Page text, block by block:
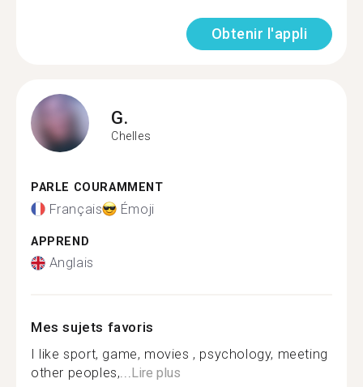
Obtenir l'appli
G.
Chelles
PARLE COURAMMENT
Français Émoji
APPREND
Anglais
Mes sujets favoris
I like sport, game, movies , psychology, meeting
other peoples,...Lire plus